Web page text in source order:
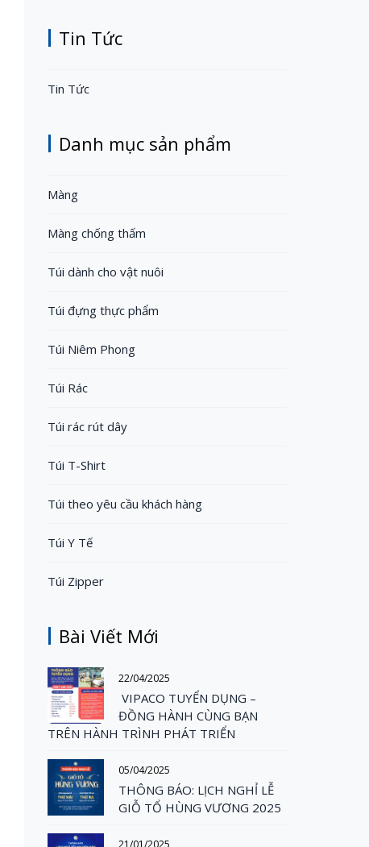
Tin Tức
Tin Tức
Danh mục sản phẩm
Màng
Màng chống thấm
Túi dành cho vật nuôi
Túi đựng thực phẩm
Túi Niêm Phong
Túi Rác
Túi rác rút dây
Túi T-Shirt
Túi theo yêu cầu khách hàng
Túi Y Tế
Túi Zipper
Bài Viết Mới
22/04/2025
VIPACO TUYỂN DỤNG –
ĐỒNG HÀNH CÙNG BẠN
TRÊN HÀNH TRÌNH PHÁT TRIỂN
05/04/2025
THÔNG BÁO: LỊCH NGHỈ LỄ
GIỖ TỔ HÙNG VƯƠNG 2025
21/01/2025